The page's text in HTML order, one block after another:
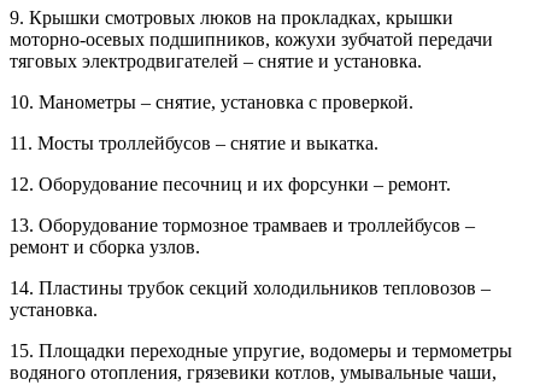
9. Крышки смотровых люков на прокладках, крышки
моторно-осевых подшипников, кожухи зубчатой передачи
тяговых электродвигателей – снятие и установка.
10. Манометры – снятие, установка с проверкой.
11. Мосты троллейбусов – снятие и выкатка.
12. Оборудование песочниц и их форсунки – ремонт.
13. Оборудование тормозное трамваев и троллейбусов –
ремонт и сборка узлов.
14. Пластины трубок секций холодильников тепловозов –
установка.
15. Площадки переходные упругие, водомеры и термометры
водяного отопления, грязевики котлов, умывальные чаши,